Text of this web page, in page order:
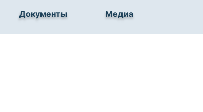
Документы Медиа